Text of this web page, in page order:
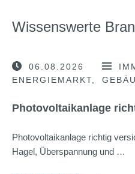
Wissenswerte
06.08.2026
ENERGIEMARKT
Photovoltaikanlage
Photovoltaikanlage richtig
Hagel, Überspannung und …